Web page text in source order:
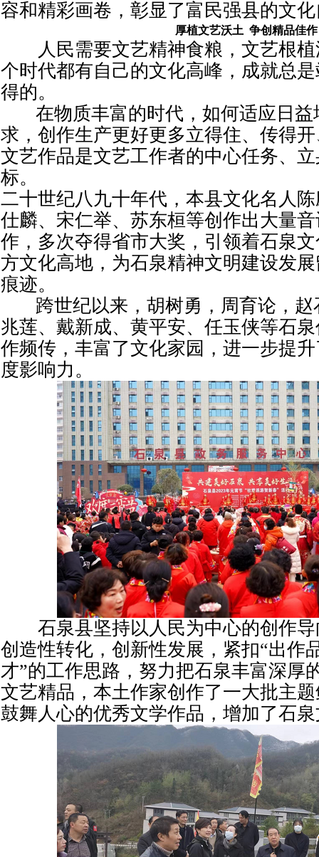
容和精彩画卷，彰显了富民强县的文
厚植文艺沃土 争创精品佳作
人民需要文艺精神食粮，文艺根植
个时代都有自己的文化高峰，成就总
得的。
在物质丰富的时代，如何适应日益
求，创作生产更好更多立得住、传得
文艺作品是文艺工作者的中心任务、
标。
二十世纪八九十年代，本县文化名人
仕麟、宋仁举、苏东桓等创作出大量
作，多次夺得省市大奖，引领着石泉
方文化高地，为石泉精神文明建设发
痕迹。
跨世纪以来，胡树勇，周育论，赵
兆莲、戴新成、黄平安、任玉侠等石
作频传，丰富了文化家园，进一步提
度影响力。
石泉县坚持以人民为中心的创作导
创造性转化，创新性发展，紧扣“出作
才”的工作思路，努力把石泉丰富深厚
文艺精品，本土作家创作了一大批主
鼓舞人心的优秀文学作品，增加了石